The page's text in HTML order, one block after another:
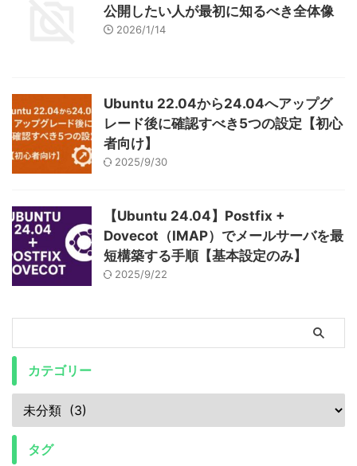
公開したい人が最初に知るべき全体像
2026/1/14
Ubuntu 22.04から24.04へアップグ
レード後に確認すべき5つの設定【初心
者向け】
2025/9/30
【Ubuntu 24.04】Postfix +
Dovecot（IMAP）でメールサーバを最
短構築する手順【基本設定のみ】
2025/9/22
カテゴリー
タグ